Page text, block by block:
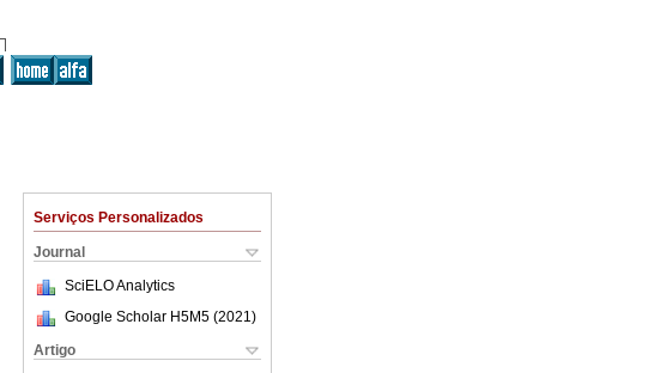
Serviços Personalizados
Journal
SciELO Analytics
Google Scholar H5M5 (2021 )
Artigo